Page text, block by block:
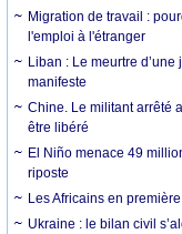
Migration de travail :
l'emploi à l'étranger
Liban : Le meurtre
manifeste
Chine. Le militant arrêté
être libéré
El Niño menace 49
riposte
Les Africains en
Ukraine : le bilan civil